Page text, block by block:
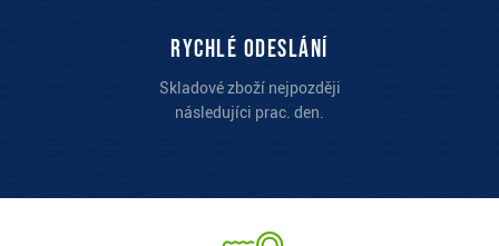
Rychlé odeslání
Skladové zboží nejpozději
následujíci prac. den.